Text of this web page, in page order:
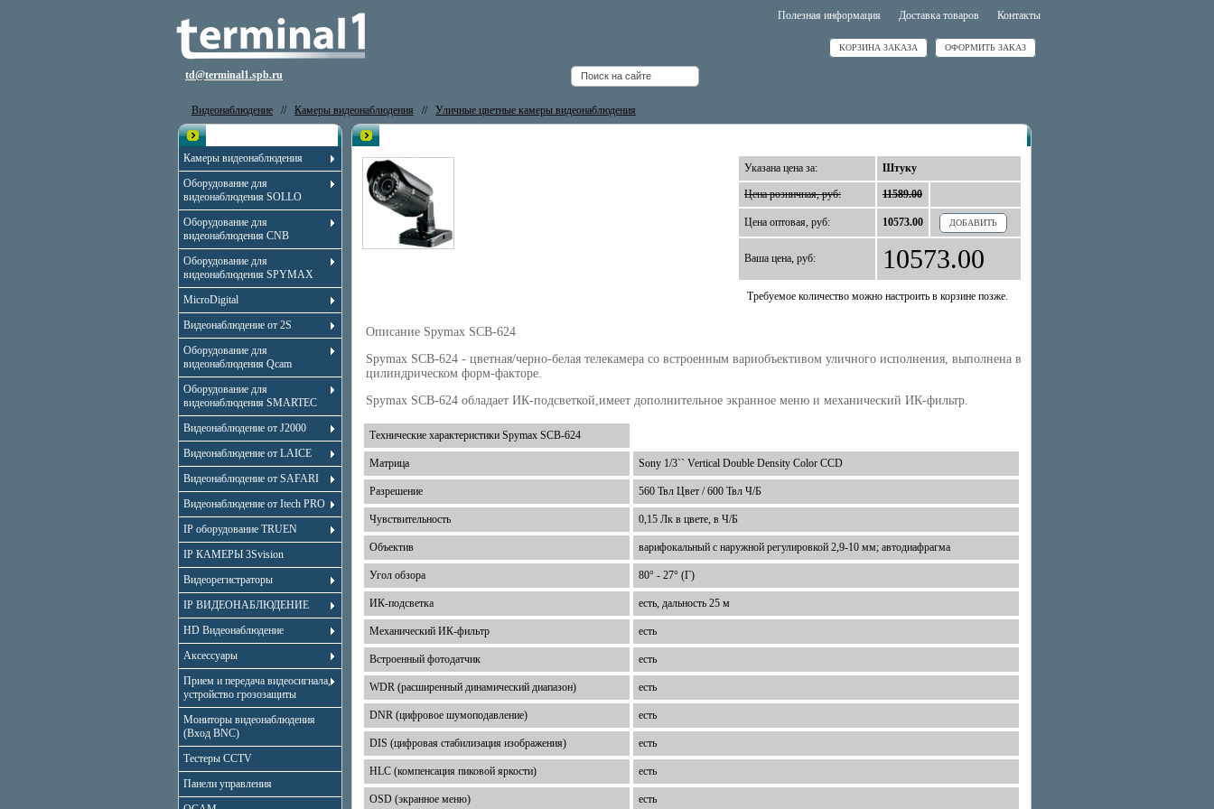
td@terminal1.spb.ru
Полезная информация Доставка товаров Контакты
КОРЗИНА ЗАКАЗА ОФОРМИТЬ ЗАКАЗ
Видеонаблюдение // Камеры видеонаблюдения // Уличные цветные камеры видеонаблюдения
Камеры видеонаблюдения
Оборудование для
видеонаблюдения SOLLO
Оборудование для
видеонаблюдения CNB
Оборудование для
видеонаблюдения SPYMAX
MicroDigital
Видеонаблюдение от 2S
Оборудование для
видеонаблюдения Qcam
Оборудование для
видеонаблюдения SMARTEC
Видеонаблюдение от J2000
Видеонаблюдение от LAICE
Видеонаблюдение от SAFARI
Видеонаблюдение от Itech PRO
IP оборудование TRUEN
IP КАМЕРЫ 3Svision
Видеорегистраторы
IP ВИДЕОНАБЛЮДЕНИЕ
HD Видеонаблюдение
Аксессуары
Прием и передача видеосигнала,
устройство грозозащиты
Мониторы видеонаблюдения
(Вход BNC)
Тестеры CCTV
Панели управления
Указана цена за: Штуку
Цена розничная, руб: 11589.00
Цена оптовая, руб: 10573.00 ДОБАВИТЬ
Ваша цена, руб: 10573.00
Требуемое количество можно настроить в корзине позже.
Описание Spymax SCB-624
Spymax SCB-624 - цветная/черно-белая телекамера со встроенным вариобъективом уличного исполнения, выполнена в
цилиндрическом форм-факторе.
Spymax SCB-624 обладает ИК-подсветкой,имеет дополнительное экранное меню и механический ИК-фильтр.
Технические характеристики Spymax SCB-624
Матрица Sony 1/3`` Vertical Double Density Color CCD
Разрешение 560 Твл Цвет / 600 Твл Ч/Б
Чувствительность 0,15 Лк в цвете, в Ч/Б
Объектив варифокальный с наружной регулировкой 2,9-10 мм; автодиафрагма
Угол обзора 80° - 27° (Г)
ИК-подсветка есть, дальность 25 м
Механический ИК-фильтр есть
Встроенный фотодатчик есть
WDR (расширенный динамический диапазон) есть
DNR (цифровое шумоподавление) есть
DIS (цифровая стабилизация изображения) есть
HLC (компенсация пиковой яркости) есть
OSD (экранное меню) есть